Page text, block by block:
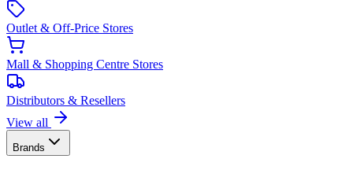
Outlet & Off-Price Stores
Mall & Shopping Centre Stores
Distributors & Resellers
View all
Brands